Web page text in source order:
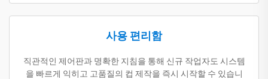
사용 편리함
직관적인 제어판과 명확한 지침을 통해 신규 작업자도 시스템
을 빠르게 익히고 고품질의 컵 제작을 즉시 시작할 수 있습니